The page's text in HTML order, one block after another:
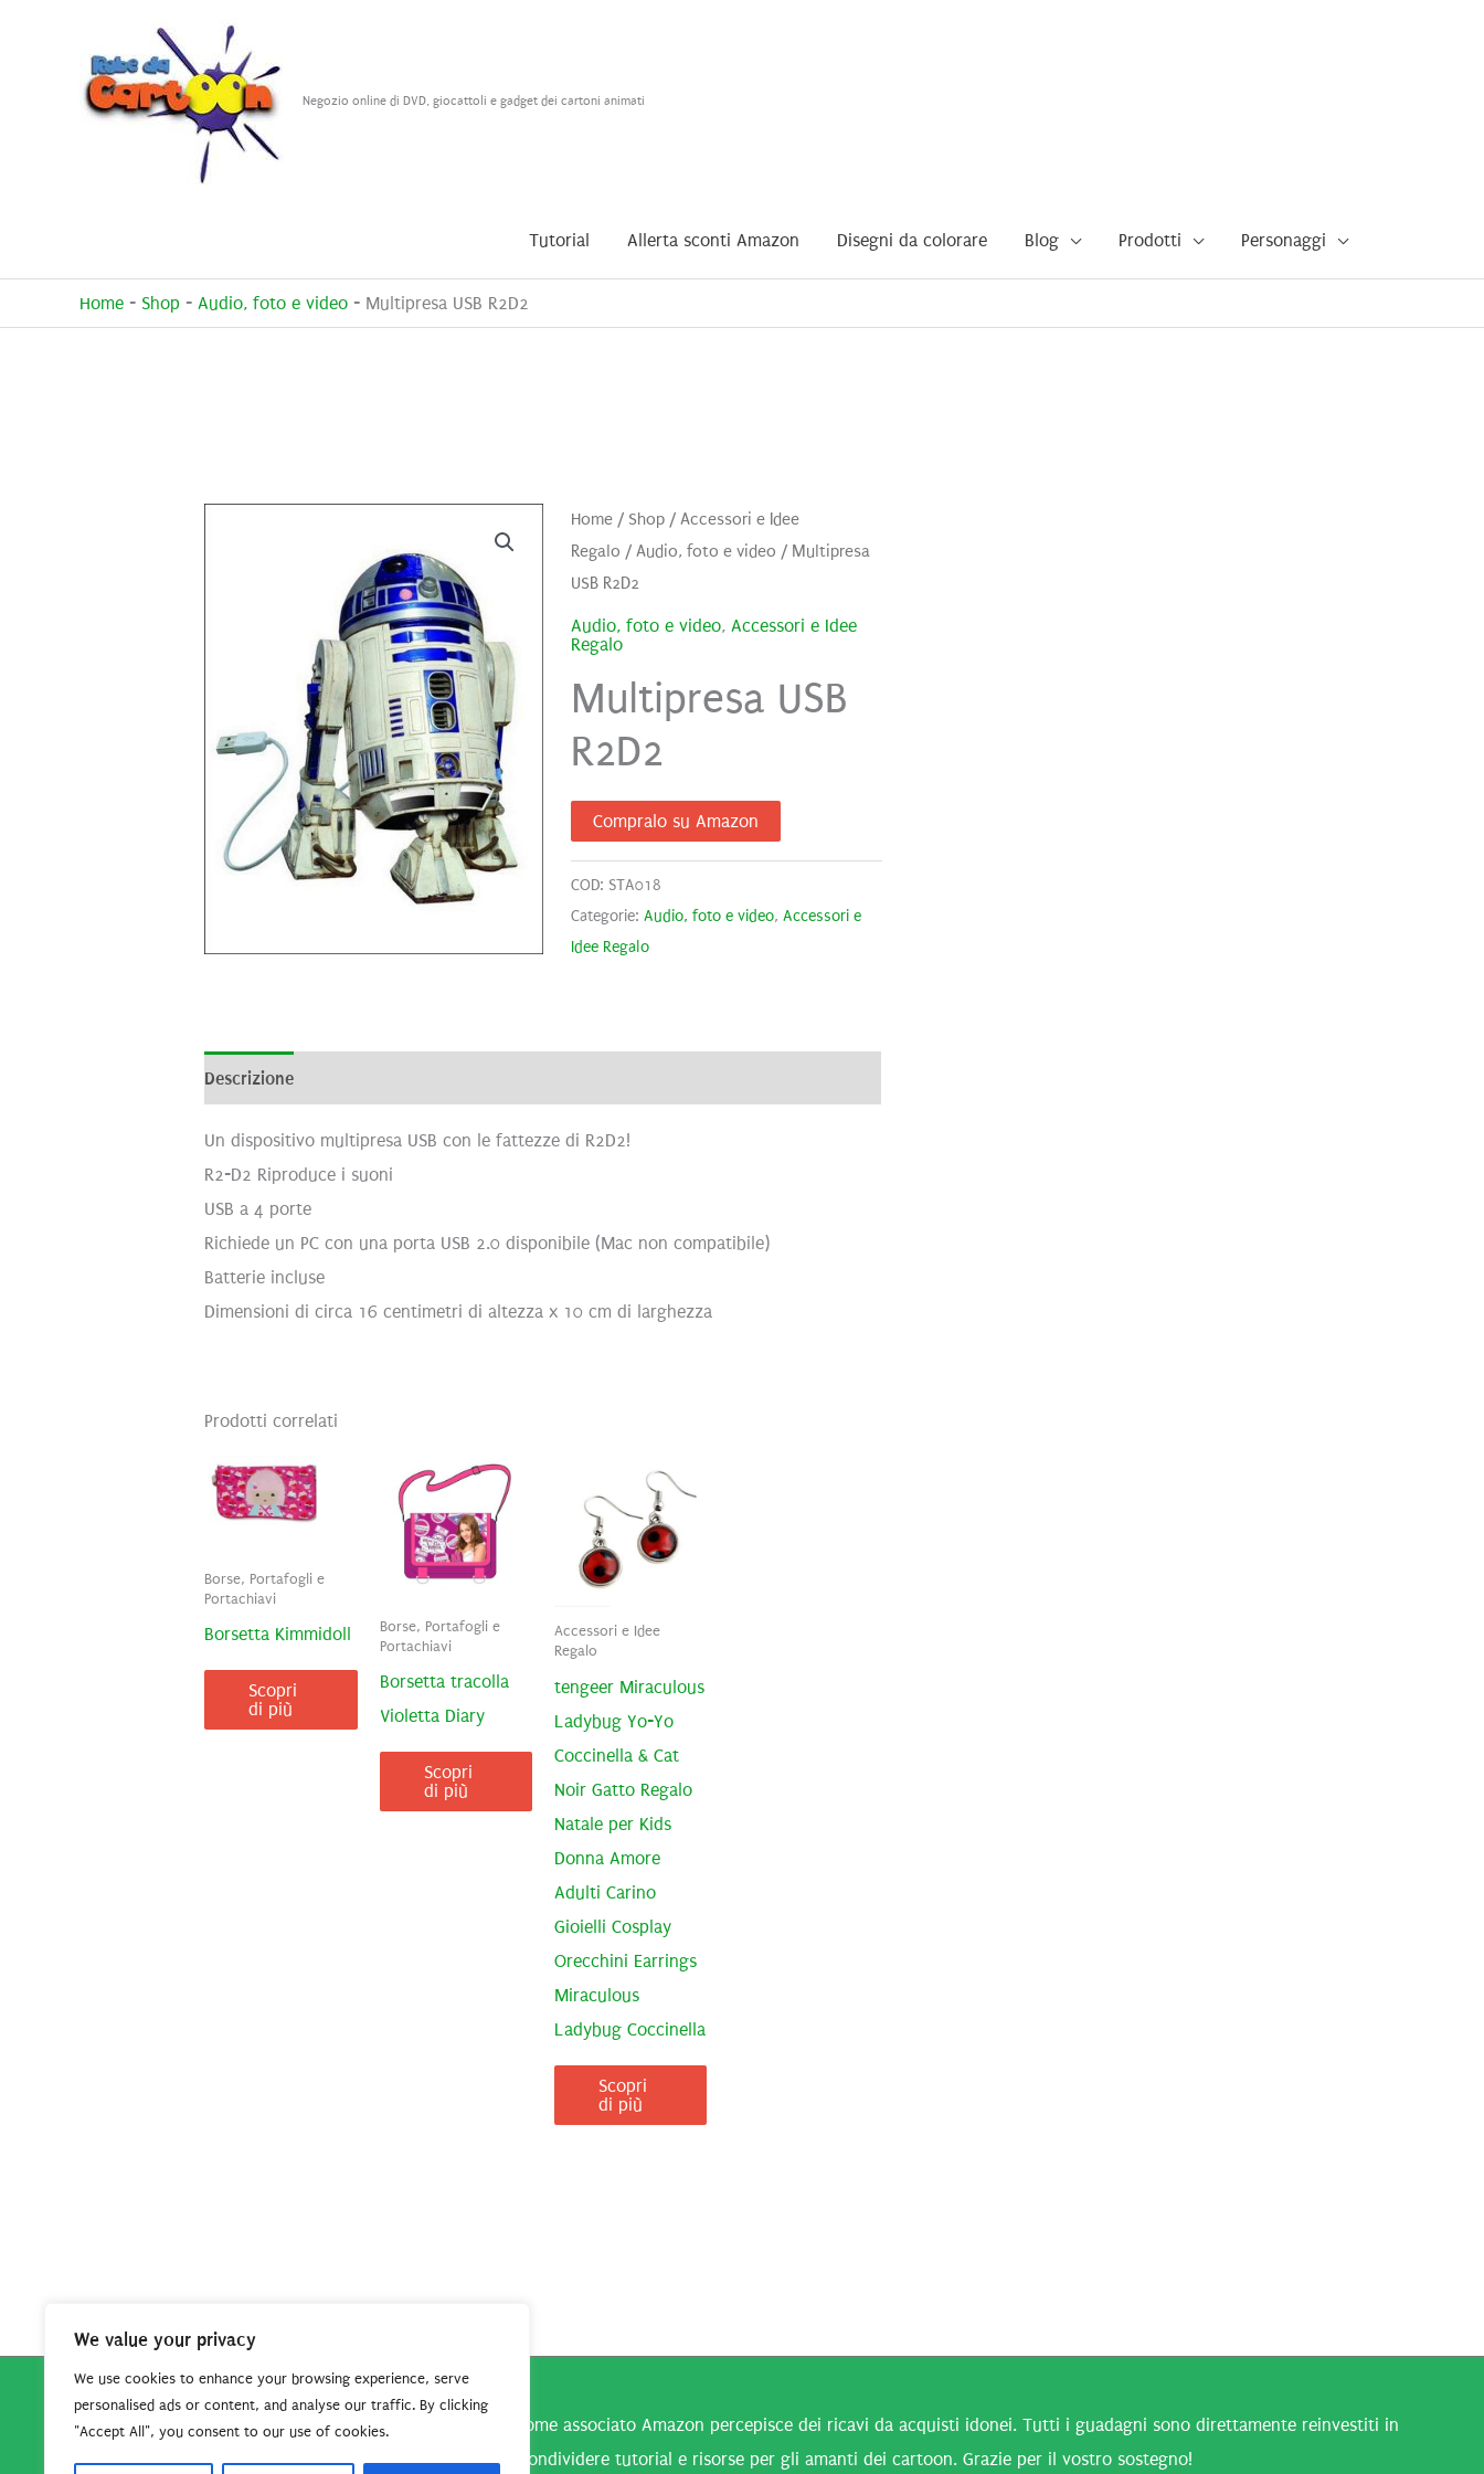
We value your privacy
We use cookies to enhance your browsing experience, serve
personalised ads or content, and analyse our traffic. By clicking
"Accept All", you consent to our use of cookies.
Negozio online di DVD, giocattoli e gadget dei cartoni animati
Tutorial Allerta sconti Amazon Disegni da colorare Blog Prodotti Personaggi
Home - Shop - Audio, foto e video - Multipresa USB R2D2
Home/ Shop/ Accessori e Idee
Regalo / Audio, foto e video / Multipresa
USB R2D2
Audio, foto e video, Accessori e Idee
Regalo
Multipresa USB
R2D2
Compralo su Amazon
COD: STA018
Categorie: Audio, foto e video, Accessori e
Idee Regalo
Descrizione
Un dispositivo multipresa USB con le fattezze di R2D2!
R2-D2 Riproduce i suoni
USB a 4 porte
Richiede un PC con una porta USB 2.0 disponibile (Mac non compatibile)
Batterie incluse
Dimensioni di circa 16 centimetri di altezza x 10 cm di larghezza
Prodotti correlati
Borse, Portafogli e
Portachiavi
Borsetta Kimmidoll
Scopri
di più
Borse, Portafogli e
Portachiavi
Borsetta tracolla
Violetta Diary
Scopri
di più
Accessori e Idee
Regalo
tengeer Miraculous
Ladybug Yo-Yo
Coccinella & Cat
Noir Gatto Regalo
Natale per Kids
Donna Amore
Adulti Carino
Gioielli Cosplay
Orecchini Earrings
Miraculous
Ladybug Coccinella
Scopri
di più
Copyright © 2026Robe da Cartoon| Robe da Cartoon come associato Amazon percepisce dei ricavi da acquisti idonei. Tutti i guadagni sono direttamente reinvestiti in
questo sito per continuare a condividere tutorial e risorse per gli amanti dei cartoon. Grazie per il vostro sostegno!